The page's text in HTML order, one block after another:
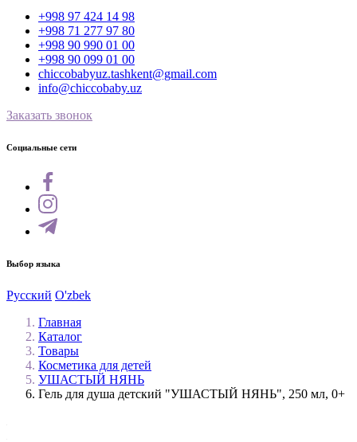
+998 97 424 14 98
+998 71 277 97 80
+998 90 990 01 00
+998 90 099 01 00
chiccobabyuz.tashkent@gmail.com
info@chiccobaby.uz
Заказать звонок
Социальные сети
Выбор языка
Русский O'zbek
Главная
Каталог
Товары
Косметика для детей
УШАСТЫЙ НЯНЬ
Гель для душа детский "УШАСТЫЙ НЯНЬ", 250 мл, 0+